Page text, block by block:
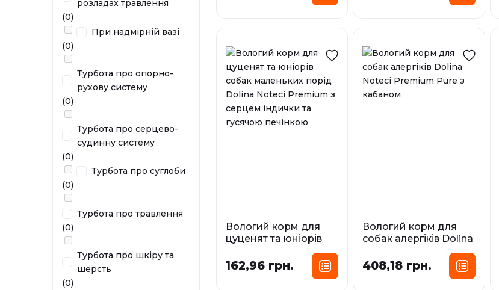
розладах травлення
(0)
При надмірній вазі
(0)
Турбота про опорно-
рухову систему
(0)
Турбота про серцево-
судинну систему
(0)
Турбота про суглоби
(0)
Турбота про травлення
(0)
Турбота про шкіру та
шерсть
(0)
У наявності У наявності
Вологий корм для
цуценят та юніорів
порід Dolina Noteci
Premium з серцем
162,96 грн.
Вологий корм для
собак алергіків Dolina
Noteci Premium Pure
з кабаном
408,18 грн.